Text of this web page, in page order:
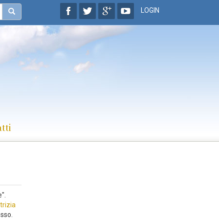
LOGIN